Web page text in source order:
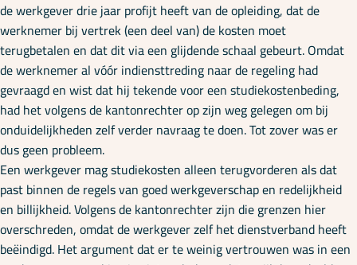
de werkgever drie jaar profijt heeft van de opleiding, dat de
werknemer bij vertrek (een deel van) de kosten moet
terugbetalen en dat dit via een glijdende schaal gebeurt. Omdat
de werknemer al vóór indiensttreding naar de regeling had
gevraagd en wist dat hij tekende voor een studiekostenbeding,
had het volgens de kantonrechter op zijn weg gelegen om bij
onduidelijkheden zelf verder navraag te doen. Tot zover was er
dus geen probleem.
Een werkgever mag studiekosten alleen terugvorderen als dat
past binnen de regels van goed werkgeverschap en redelijkheid
en billijkheid. Volgens de kantonrechter zijn die grenzen hier
overschreden, omdat de werkgever zelf het dienstverband heeft
beëindigd. Het argument dat er te weinig vertrouwen was in een